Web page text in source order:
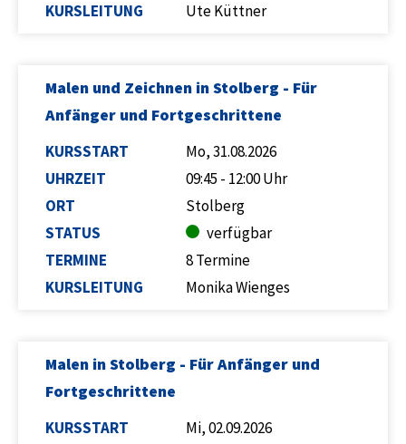
KURSLEITUNG
Ute Küttner
Malen und Zeichnen in Stolberg - Für
Anfänger und Fortgeschrittene
KURSSTART
UHRZEIT
ORT
STATUS
TERMINE
KURSLEITUNG
Mo, 31.08.2026
09:45 - 12:00 Uhr
Stolberg
verfügbar
8 Termine
Monika Wienges
Malen in Stolberg - Für Anfänger und
Fortgeschrittene
KURSSTART
Mi, 02.09.2026